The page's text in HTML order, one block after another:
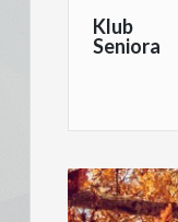
SkoczKlub
Seniora